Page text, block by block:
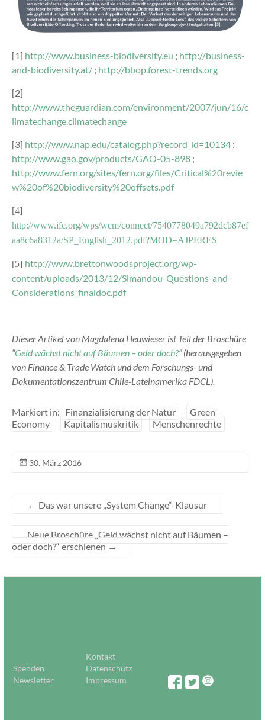
[1] http://www.business-biodiversity.eu ; http://business-
and-biodiversity.at/; http://bbop.forest-trends.org
[2]
http://www.theguardian.com/environment/2007/jun/16/c
limatechange.climatechange
[3] http://www.nap.edu/catalog.php?record_id=10134;
http://www.gao.gov/products/GAO-05-898;
http://www.fern.org/sites/fern.org/files/Critical%20revie
w%20of%20biodiversity%20offsets.pdf
[4]
http://www.ifc.org/wps/wcm/connect/7540778049a792dcb87ef
aa8c6a8312a/SP_English_2012.pdf?MOD=AJPERES
[5] http://www.brettonwoodsproject.org/wp-
content/uploads/2013/12/Simandou-Questions-and-
Considerations_finaldoc.pdf
Dieser Artikel von Magdalena Heuwieser ist Teil der Broschüre
“Geld wächst nicht auf Bäumen – oder doch?” (herausgegeben
von Finance & Trade Watch und dem Forschungs- und
Dokumentationszentrum Chile-Lateinamerika FDCL).
Markiert in: Finanzialisierung der Natur
Green
Economy
Kapitalismuskritik Menschenrechte
30. März 2016
← Das war unsere „System Change“-Klausur
Neue Broschüre „Geld wächst nicht auf Bäumen –
oder doch?“ erschienen →
Kontakt
Spenden
Datenschutz
Newsletter
Impressum